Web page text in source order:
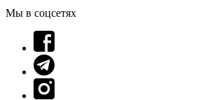
Мы в соцсетях